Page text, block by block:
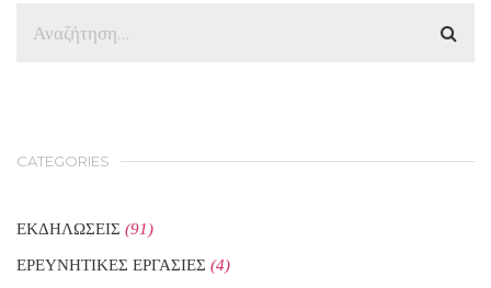
CATEGORIES
ΕΚΔΗΛΩΣΕΙΣ (91)
ΕΡΕΥΝΗΤΙΚΕΣ ΕΡΓΑΣΙΕΣ (4)